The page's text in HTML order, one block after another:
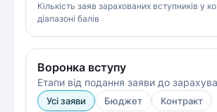
Кількість заяв зарахованих вступників у
діапазоні балів
Воронка вступу
Етапи від подання заяви до
Усі заяви Бюджет Контракт